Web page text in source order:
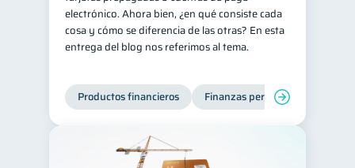
electrónico. Ahora bien, ¿en qué consiste cada
cosa y cómo se diferencia de las otras? En esta
entrega del blog nos referimos al tema.
Productos financieros Finanzas personales